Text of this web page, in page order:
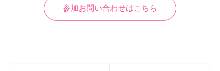
参加お問い合わせはこちら